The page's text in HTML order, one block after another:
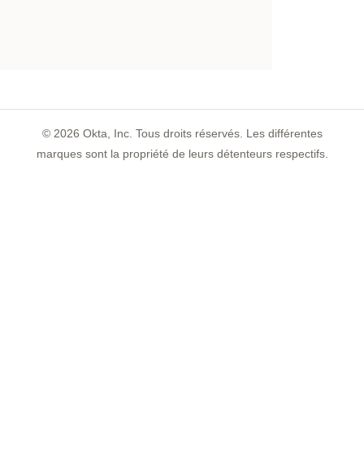
© 2026 Okta, Inc. Tous droits réservés. Les différentes
marques sont la propriété de leurs détenteurs respectifs.